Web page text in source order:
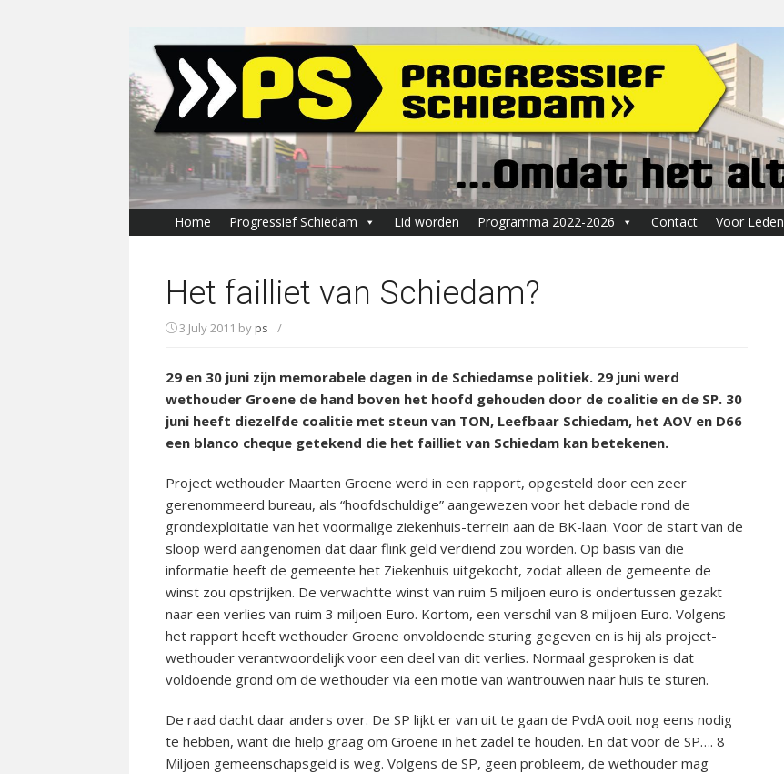
content
Home Progressief Schiedam Lid worden Programma 2022-2026 Contact Voor Leden
Het failliet van Schiedam?
3 July 2011 byps /
29 en 30 juni zijn memorabele dagen in de Schiedamse politiek. 29 juni werd
wethouder Groene de hand boven het hoofd gehouden door de coalitie en de SP. 30
juni heeft diezelfde coalitie met steun van TON, Leefbaar Schiedam, het AOV en D66
een blanco cheque getekend die het failliet van Schiedam kan betekenen.
Project wethouder Maarten Groene werd in een rapport, opgesteld door een zeer
gerenommeerd bureau, als “hoofdschuldige” aangewezen voor het debacle rond de
grondexploitatie van het voormalige ziekenhuis-terrein aan de BK-laan. Voor de start van de
sloop werd aangenomen dat daar flink geld verdiend zou worden. Op basis van die
informatie heeft de gemeente het Ziekenhuis uitgekocht, zodat alleen de gemeente de
winst zou opstrijken. De verwachtte winst van ruim 5 miljoen euro is ondertussen gezakt
naar een verlies van ruim 3 miljoen Euro. Kortom, een verschil van 8 miljoen Euro. Volgens
het rapport heeft wethouder Groene onvoldoende sturing gegeven en is hij als project-
wethouder verantwoordelijk voor een deel van dit verlies. Normaal gesproken is dat
voldoende grond om de wethouder via een motie van wantrouwen naar huis te sturen.
De raad dacht daar anders over. De SP lijkt er van uit te gaan de PvdA ooit nog eens nodig
te hebben, want die hielp graag om Groene in het zadel te houden. En dat voor de SP…. 8
Miljoen gemeenschapsgeld is weg. Volgens de SP, geen probleem, de wethouder mag